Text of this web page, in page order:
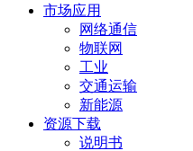
市场应用
网络通信
物联网
工业
交通运输
新能源
资源下载
说明书